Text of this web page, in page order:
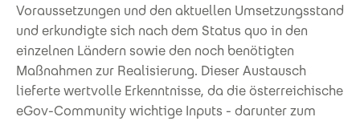
Voraussetzungen und den aktuellen Umsetzungsstand
und erkundigte sich nach dem Status quo in den
einzelnen Ländern sowie den noch benötigten
Maßnahmen zur Realisierung. Dieser Austausch
lieferte wertvolle Erkenntnisse, da die österreichische
eGov-Community wichtige Inputs - darunter zum